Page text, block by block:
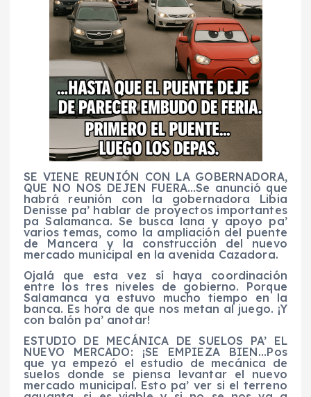
SE VIENE REUNIÓN CON LA GOBERNADORA,
QUE NO NOS DEJEN FUERA…Se anunció que
habrá reunión con la gobernadora Libia
Denisse pa’ hablar de proyectos importantes
pa Salamanca. Se busca lana y apoyo pa’
varios temas, como la ampliación del puente
de Mancera y la construcción del nuevo
mercado municipal en la avenida Cazadora.
Ojalá que esta vez sí haya coordinación
entre los tres niveles de gobierno. Porque
Salamanca ya estuvo mucho tiempo en la
banca. Es hora de que nos metan al juego. ¡Y
con balón pa’ anotar!
ESTUDIO DE MECÁNICA DE SUELOS PA’ EL
NUEVO MERCADO: ¡SE EMPIEZA BIEN…Pos
que ya empezó el estudio de mecánica de
suelos donde se piensa levantar el nuevo
mercado municipal. Esto pa’ ver si el terreno